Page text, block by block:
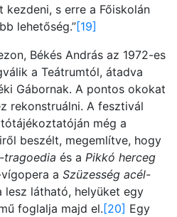
kezdeni, s erre a Főiskolán
lehetőség.”[19]
Békés András az 1972-es
a Teátrumtól, átadva
Gábornak. A pontos okokat
rekonstruálni. A fesztivál
még a
beszélt, megemlítve, hogy
tragoedia és a Pikkó herceg
a Szüzesség acél-
látható, helyüket egy
foglalja majd el.[20] Egy